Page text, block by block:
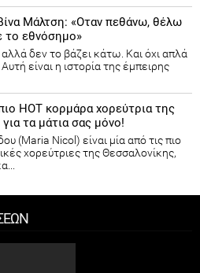
Μάλτση: «Οταν πεθάνω, θέλω
το εθνόσημο»
αλλά δεν το βάζει κάτω. Και όχι απλά
είναι η ιστορία της έμπειρης
HOT κορμάρα χορεύτρια της
τα μάτια σας μόνο!
(Maria Nicol) είναι μία από τις πιο
χορεύτριες της Θεσσαλονίκης,